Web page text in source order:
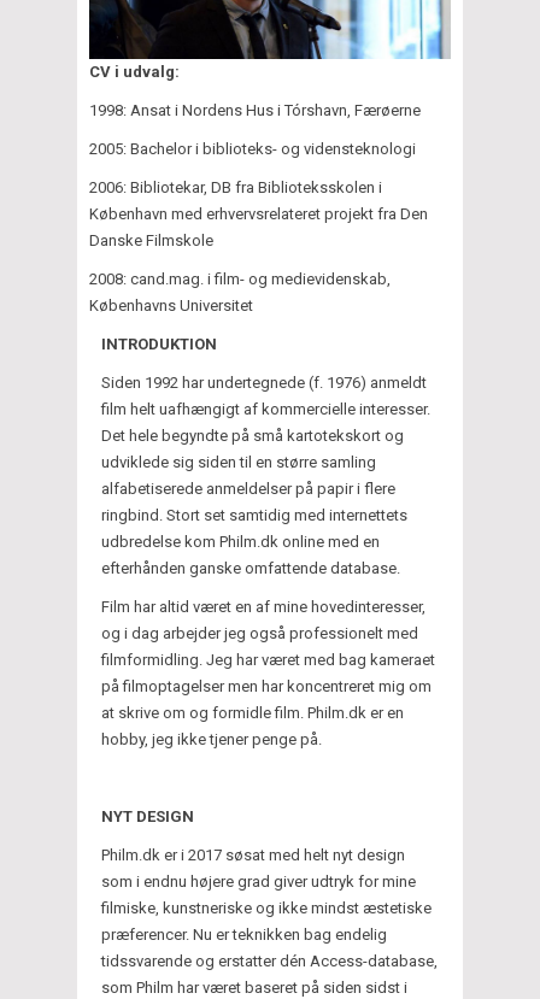
CV i udvalg:
1998: Ansat i Nordens Hus i Tórshavn, Færøerne
2005: Bachelor i biblioteks- og vidensteknologi
2006: Bibliotekar, DB fra Biblioteksskolen i
København med erhvervsrelateret projekt fra Den
Danske Filmskole
2008: cand.mag. i film- og medievidenskab,
Københavns Universitet
INTRODUKTION
Siden 1992 har undertegnede (f. 1976) anmeldt
film helt uafhængigt af kommercielle interesser.
Det hele begyndte på små kartotekskort og
udviklede sig siden til en større samling
alfabetiserede anmeldelser på papir i flere
ringbind. Stort set samtidig med internettets
udbredelse kom Philm.dk online med en
efterhånden ganske omfattende database.
Film har altid været en af mine hovedinteresser,
og i dag arbejder jeg også professionelt med
filmformidling. Jeg har været med bag kameraet
på filmoptagelser men har koncentreret mig om
at skrive om og formidle film. Philm.dk er en
hobby, jeg ikke tjener penge på.
NYT DESIGN
Philm.dk er i 2017 søsat med helt nyt design
som i endnu højere grad giver udtryk for mine
filmiske, kunstneriske og ikke mindst æstetiske
præferencer. Nu er teknikken bag endelig
tidssvarende og erstatter dén Access-database,
som Philm har været baseret på siden sidst i